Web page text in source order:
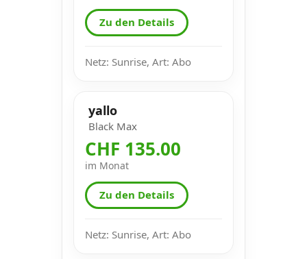
Zu den Details
Netz: Sunrise, Art: Abo
yallo
Black Max
CHF 135.00
im Monat
Zu den Details
Netz: Sunrise, Art: Abo